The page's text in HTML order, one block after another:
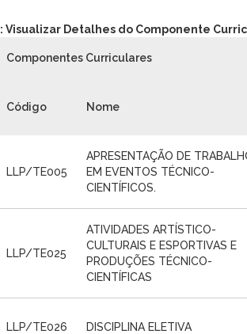
: Visualizar Detalhes do Componente
Componentes Curriculares
Código Nome
LLP/TE005
APRESENTAÇÃO DE
EM EVENTOS TÉCNICO-
CIENTÍFICOS.
LLP/TE025
ATIVIDADES ARTÍSTICO-
CULTURAIS E ESPORTIVAS E
PRODUÇÕES TÉCNICO-
CIENTÍFICAS
LLP/TE026 DISCIPLINA ELETIVA